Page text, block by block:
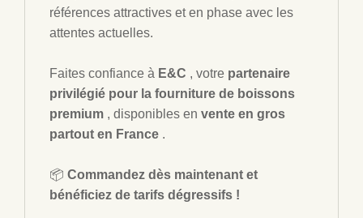
références attractives et en phase avec les
attentes actuelles.
Faites confiance à E&C , votre partenaire
privilégié pour la fourniture de boissons
premium , disponibles en vente en gros
partout en France .
📦 Commandez dès maintenant et
bénéficiez de tarifs dégressifs !